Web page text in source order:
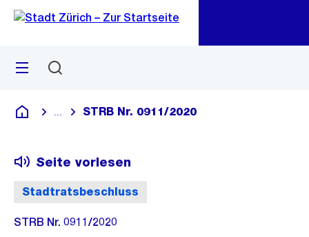
Navigation
Sprunglink
Menü
Deutsch
Blende alle Breadcrumbs ein
STRB Nr. 0911/2020
Stadtratsbeschluss
Seite vorlesen
STRB Nr. 0911/2020